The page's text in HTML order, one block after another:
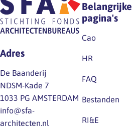
Adres
De Baanderij
NDSM-Kade 7
1033 PG AMSTERDAM
info@sfa-
architecten.nl
Belangrijke
pagina's
Cao
HR
FAQ
Bestanden
RI&E